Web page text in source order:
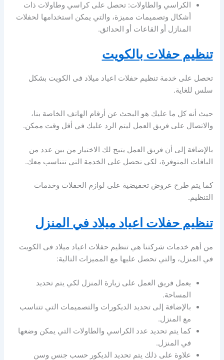
الكراسي والطاولات: تحصل على كراسي وطاولات ذات
أشكال وتصميمات مميزة، والتي يمكن استخدامها لحفلات
المنازل أو القاعات أو الحدائق.
تنظيم حفلات بالكويت
تحصل على خدمة تنظيم حفلات اعياد ميلاد فى الكويت بشكل
سلس للغاية.
حيث أنه كل ما عليك هو البحث عن أرقام الهاتف الخاصة بنا،
والاتصال على فريق العمل ليتم الرد عليك في أقل وقت ممكن.
بالإضافة إلى أن فريق العمل يتيح لك الاختيار من بين عدد من
الباقات المتوفرة، لكي تحصل على الخدمة التي تتناسب معك.
كما يتم طرح عروض تخفيضية على لوازم الحفلات وخدمات
التنظيم.
تنظيم حفلات اعياد ميلاد في المنزل
من أهم خدمات شركتنا هي تنظيم حفلات اعياد ميلاد فى الكويت
في المنزل، والتي تحصل عليها مع المميزات التالية:
يعمل فريق العمل على زيارة المنزل لكي يتم تحديد
المساحة.
بالإضافة إلى تحديد الديكورات والتصميمات التي تتناسب
مع المنزل.
كما يتم تحديد عدد الكراسي والطاولات التي يمكن وضعها
في المنزل.
علاوة على ذلك يتم تحديد الديكور حسب جنس وسن